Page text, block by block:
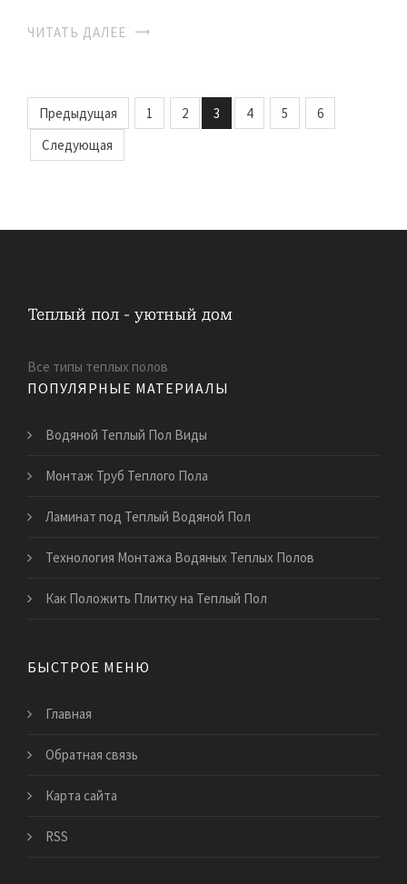
ЧИТАТЬ ДАЛЕЕ
Предыдущая 1 2 3 4 5
6
Следующая
Все типы теплых полов
ПОПУЛЯРНЫЕ МАТЕРИАЛЫ
Водяной Теплый Пол Виды
Монтаж Труб Теплого Пола
Ламинат под Теплый Водяной Пол
Технология Монтажа Водяных Теплых Полов
Как Положить Плитку на Теплый Пол
БЫСТРОЕ МЕНЮ
Главная
Обратная связь
Карта сайта
RSS